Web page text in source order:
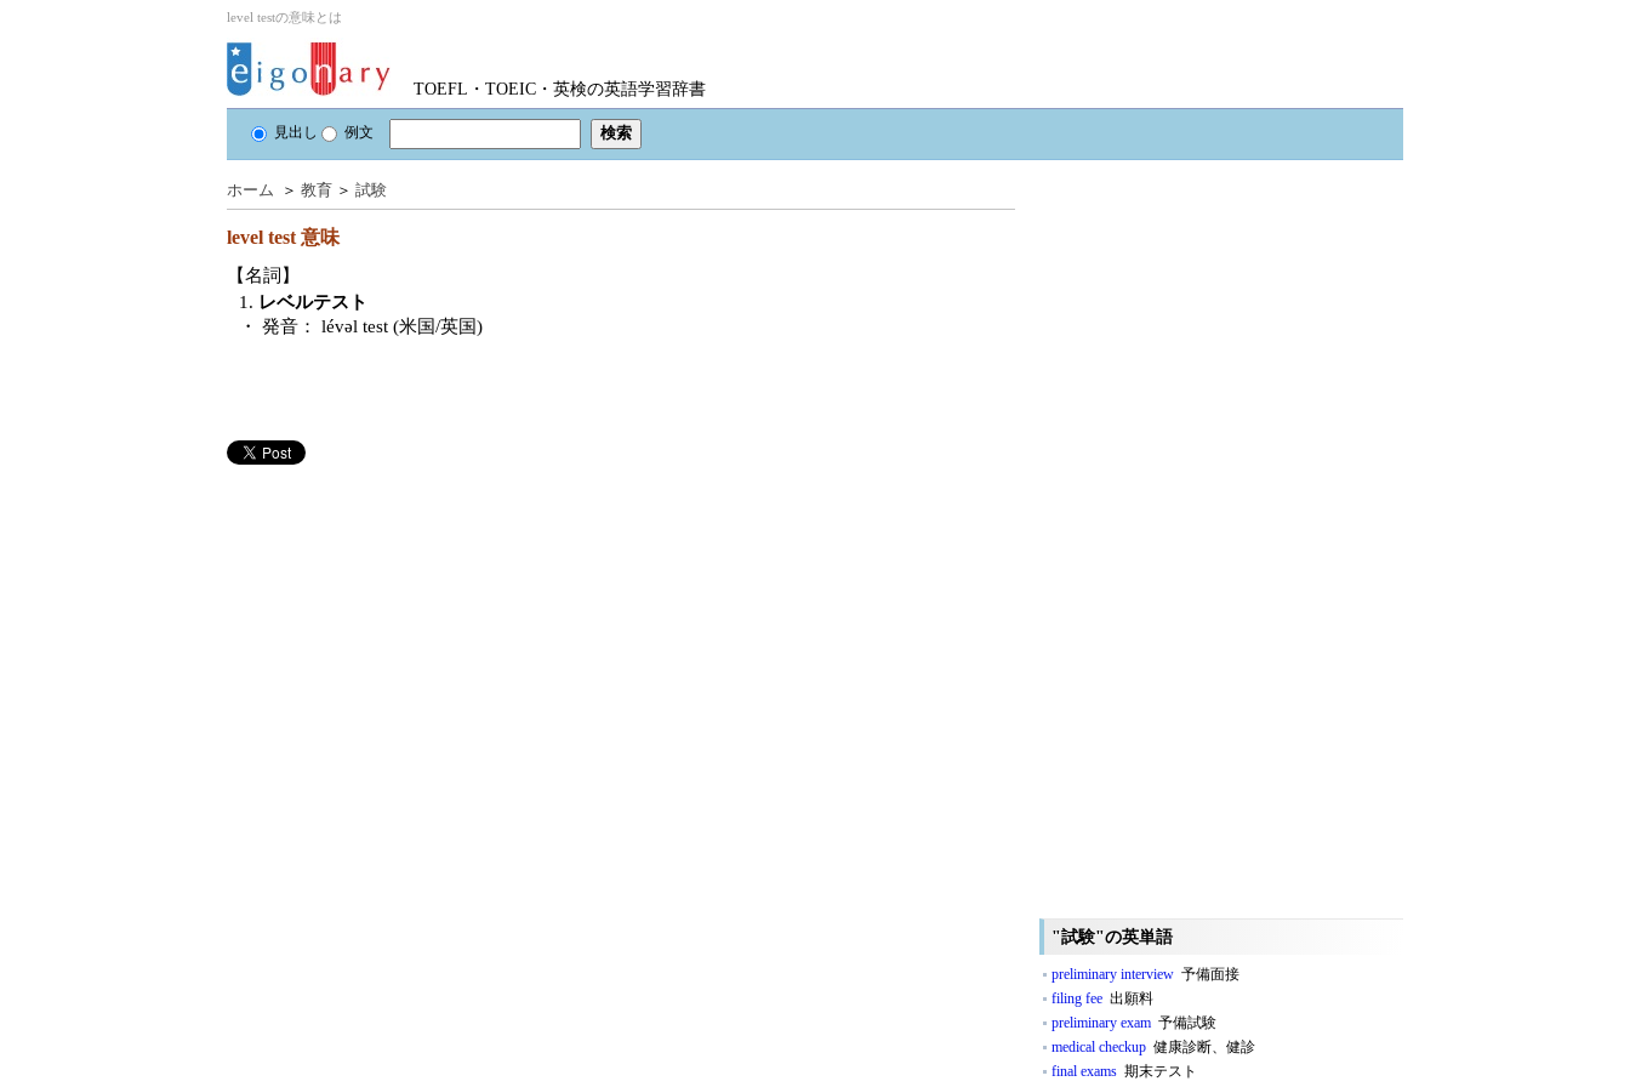
level testの意味とは
TOEFL・TOEIC・英検の英語学習辞書
見出し 例文
ホーム ＞ 教育 ＞ 試験
level test 意味
【名詞】
1. レベルテスト
・ 発音：
lévəl test (米国/英国)
"試験"の英単語
preliminary interview 予備面接
filing fee 出願料
preliminary exam 予備試験
medical checkup 健康診断、健診
final exams 期末テスト